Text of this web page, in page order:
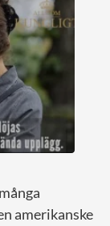
amerikanske